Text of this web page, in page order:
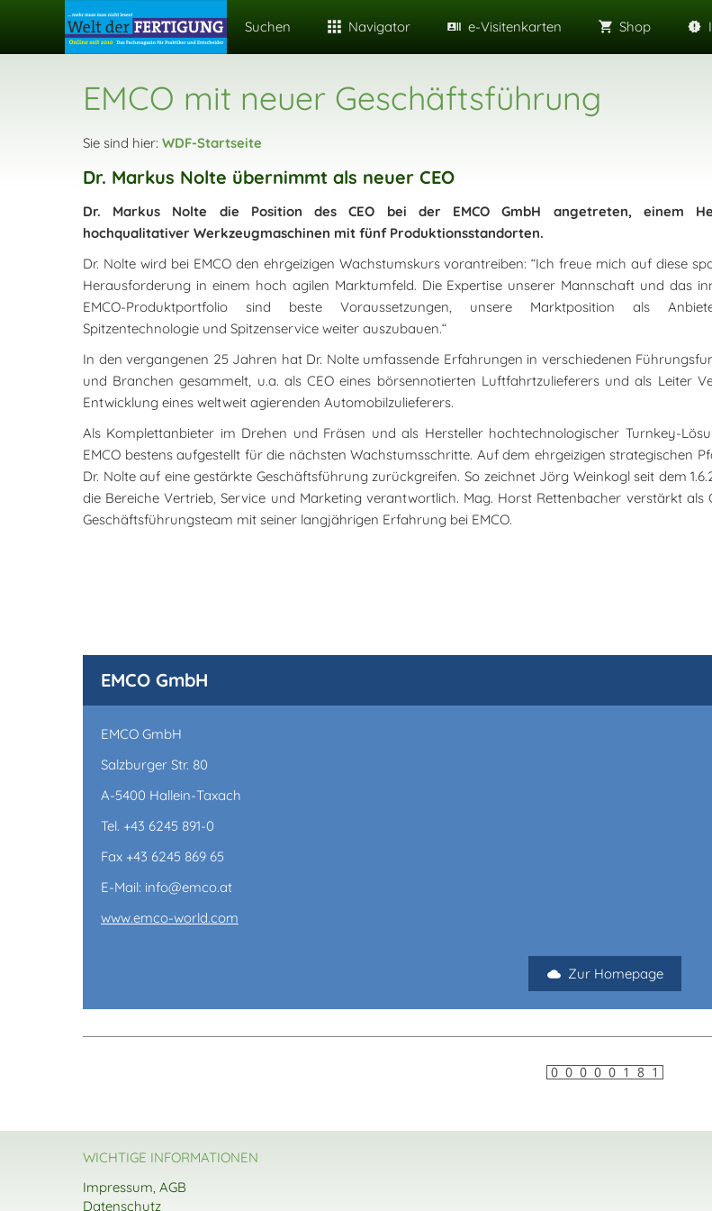
Suchen Navigator e-Visitenkarten Shop
EMCO mit neuer Geschäftsführung
Sie sind hier: WDF-Startseite
Dr. Markus Nolte übernimmt als neuer CEO
Dr. Markus Nolte die Position des CEO bei der EMCO GmbH angetreten, einem
hochqualitativer Werkzeugmaschinen mit fünf Produktionsstandorten.
Dr. Nolte wird bei EMCO den ehrgeizigen Wachstumskurs vorantreiben: “Ich freue mich auf diese
Herausforderung in einem hoch agilen Marktumfeld. Die Expertise unserer Mannschaft und das
EMCO-Produktportfolio sind beste Voraussetzungen, unsere Marktposition als
Spitzentechnologie und Spitzenservice weiter auszubauen.“
In den vergangenen 25 Jahren hat Dr. Nolte umfassende Erfahrungen in verschiedenen
und Branchen gesammelt, u.a. als CEO eines börsennotierten Luftfahrtzulieferers und als Leiter
Entwicklung eines weltweit agierenden Automobilzulieferers.
Als Komplettanbieter im Drehen und Fräsen und als Hersteller hochtechnologischer Turnkey-
EMCO bestens aufgestellt für die nächsten Wachstumsschritte. Auf dem ehrgeizigen strategischen
Dr. Nolte auf eine gestärkte Geschäftsführung zurückgreifen. So zeichnet Jörg Weinkogl seit dem
die Bereiche Vertrieb, Service und Marketing verantwortlich. Mag. Horst Rettenbacher verstärkt als
Geschäftsführungsteam mit seiner langjährigen Erfahrung bei EMCO.
EMCO GmbH
EMCO GmbH
Salzburger Str. 80
A-5400 Hallein-Taxach
Tel. +43 6245 891-0
Fax +43 6245 869 65
E-Mail: info@emco.at
www.emco-world.com
Zur Homepage
WICHTIGE INFORMATIONEN
Impressum, AGB
Datenschutz